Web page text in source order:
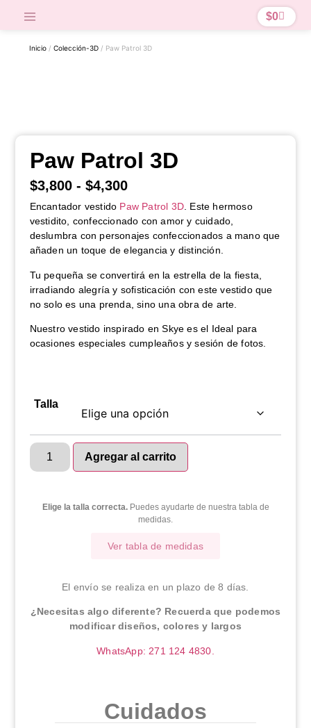
$0
Inicio /Colección-3D / Paw Patrol 3D
Paw Patrol 3D
$3,800 - $4,300
Encantador vestido Paw Patrol 3D. Este hermoso
vestidito, confeccionado con amor y cuidado,
deslumbra con personajes confeccionados a mano que
añaden un toque de elegancia y distinción.
Tu pequeña se convertirá en la estrella de la fiesta,
irradiando alegría y sofisticación con este vestido que
no solo es una prenda, sino una obra de arte.
Nuestro vestido inspirado en Skye es el Ideal para
ocasiones especiales cumpleaños y sesión de fotos.
Talla
Agregar al carrito
Elige la talla correcta.Puedes ayudarte de nuestra tabla de
medidas.
Ver tabla de medidas
El envío se realiza en un plazo de 8 días.
¿Necesitas algo diferente? Recuerda que podemos
modificar diseños, colores y largos
WhatsApp: 271 124 4830.
Cuidados